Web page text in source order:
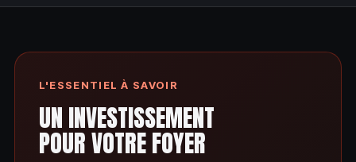
L'ESSENTIEL À SAVOIR
UN INVESTISSEMENT
POUR VOTRE FOYER